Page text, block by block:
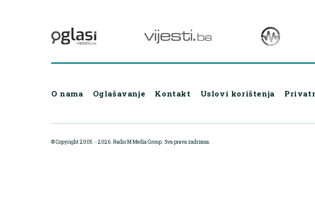
O nama Oglašavanje Kontakt Uslovi korištenja
© Copyright 2005. - 2026. Radio M Media Group. Sva prava zadržana.